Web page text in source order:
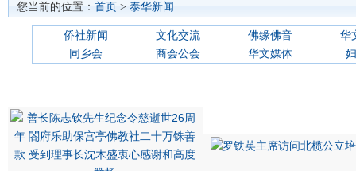
您当前的位置： 首页 > 泰华新闻
侨社新闻 文化交流 佛缘佛音
华
同乡会
商会公会 华文媒体